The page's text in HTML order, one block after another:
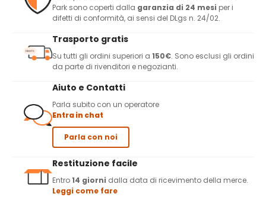
Park sono coperti dalla garanzia di 24 mesi per i
difetti di conformità, ai sensi del DLgs n. 24/02.
Trasporto gratis
Su tutti gli ordini superiori a 150€. Sono esclusi gli ordini
da parte di rivenditori e negozianti.
Aiuto e Contatti
Parla subito con un operatore
Entra in chat
Parla con noi
Restituzione facile
Entro14 giorni dalla data di ricevimento della merce.
Leggi come fare